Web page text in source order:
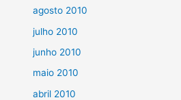
agosto 2010
julho 2010
junho 2010
maio 2010
abril 2010